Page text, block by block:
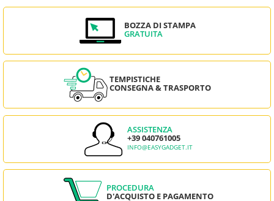
BOZZA DI STAMPA
GRATUITA
TEMPISTICHE
CONSEGNA & TRASPORTO
ASSISTENZA
+39 040761005
INFO@EASYGADGET.IT
PROCEDURA
D'ACQUISTO E PAGAMENTO